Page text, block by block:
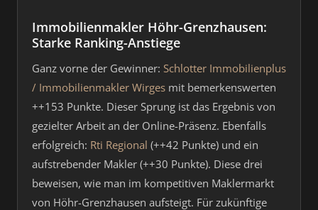
Immobilienmakler Höhr-Grenzhausen:
Starke Ranking-Anstiege
Ganz vorne der Gewinner: Schlotter Immobilienplus
/ Immobilienmakler Wirges mit bemerkenswerten
++153 Punkte. Dieser Sprung ist das Ergebnis von
gezielter Arbeit an der Online-Präsenz. Ebenfalls
erfolgreich: Rti Regional (++42 Punkte) und ein
aufstrebender Makler (++30 Punkte). Diese drei
beweisen, wie man im kompetitiven Maklermarkt
von Höhr-Grenzhausen aufsteigt. Für zukünftige